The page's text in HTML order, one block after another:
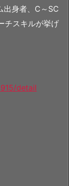
出身者、C～SC
チスキルが挙げ
detail